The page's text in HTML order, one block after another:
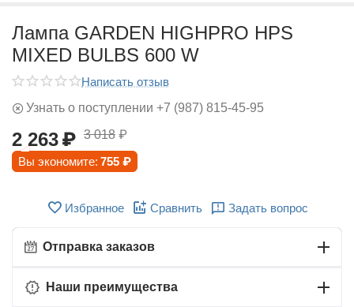
Лампа GARDEN HIGHPRO HPS
MIXED BULBS 600 W
Написать отзыв
Узнать о поступлении +7 (987) 815-45-95
2 263₽ 3 018 ₽
Вы экономите: 755 ₽
Избранное Сравнить Задать вопрос
Отправка заказов
Наши преимущества